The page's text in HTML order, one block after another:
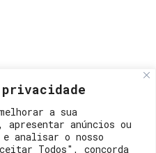
a sua
apresentar anúncios ou
e analisar o nosso
Todos", concorda
um e-mail para
envie um e-mail para